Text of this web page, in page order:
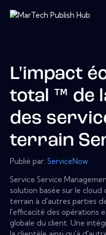
L'impact
total ™ de
des
terrain
Publié par: ServiceNow
Service Service
solution basée sur le cloud
terrain à d'autres parties
l'efficacité des opérations
globale du client. Une